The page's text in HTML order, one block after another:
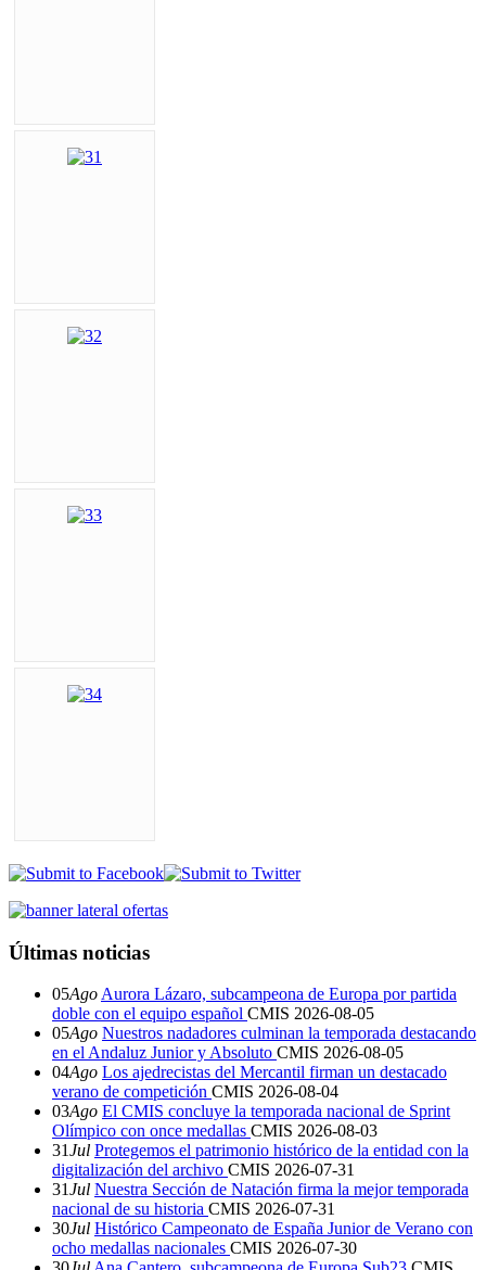
Últimas noticias
05Ago Aurora Lázaro, subcampeona de Europa por partida
doble con el equipo español CMIS 2026-08-05
05Ago Nuestros nadadores culminan la temporada destacando
en el Andaluz Junior y Absoluto CMIS 2026-08-05
04Ago Los ajedrecistas del Mercantil firman un destacado
verano de competición CMIS 2026-08-04
03Ago El CMIS concluye la temporada nacional de Sprint
Olímpico con once medallas CMIS 2026-08-03
31Jul Protegemos el patrimonio histórico de la entidad con la
digitalización del archivo CMIS 2026-07-31
31Jul Nuestra Sección de Natación firma la mejor temporada
nacional de su historia CMIS 2026-07-31
30Jul Histórico Campeonato de España Junior de Verano con
ocho medallas nacionales CMIS 2026-07-30